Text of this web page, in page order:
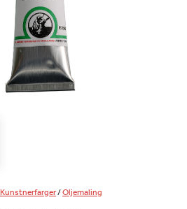
Kunstnerfarger/Oljemaling